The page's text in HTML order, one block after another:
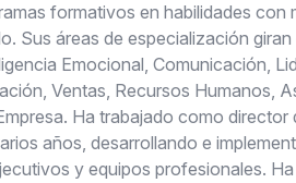
formativos en habilidades
Sus áreas de especialización
Emocional, Comunicación,
Ventas, Recursos Humanos,
Ha trabajado como
años, desarrollando e
y equipos profesionales.